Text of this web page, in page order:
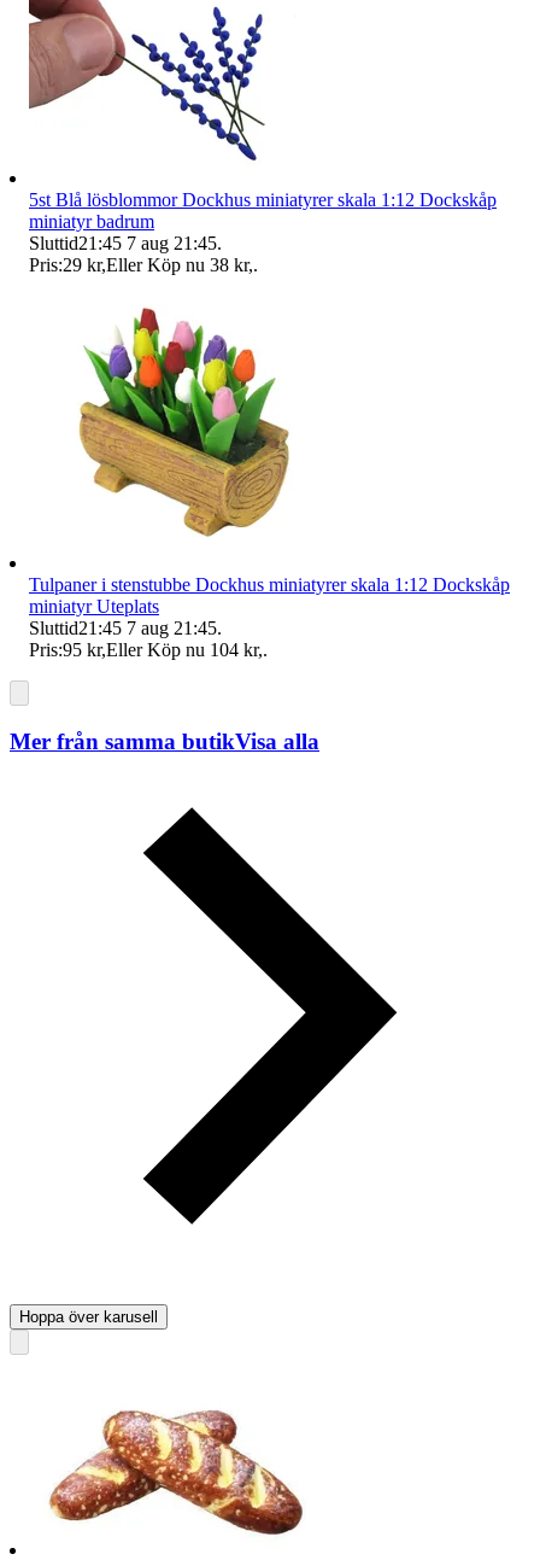
5st Blå lösblommor Dockhus miniatyrer skala 1:12 Dockskåp
miniatyr badrum
Sluttid21:45 7 aug 21:45.
Pris:29 kr,Eller Köp nu 38 kr,.
Tulpaner i stenstubbe Dockhus miniatyrer skala 1:12 Dockskåp
miniatyr Uteplats
Sluttid21:45 7 aug 21:45.
Pris:95 kr,Eller Köp nu 104 kr,.
Mer från samma butikVisa alla
Hoppa över karusell